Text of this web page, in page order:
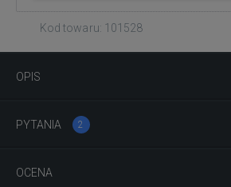
Kod towaru: 101528
OPIS
PYTANIA 2
OCENA